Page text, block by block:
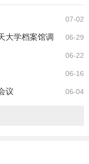
07-02
06-29
大学档案馆调
06-22
06-16
06-04
议